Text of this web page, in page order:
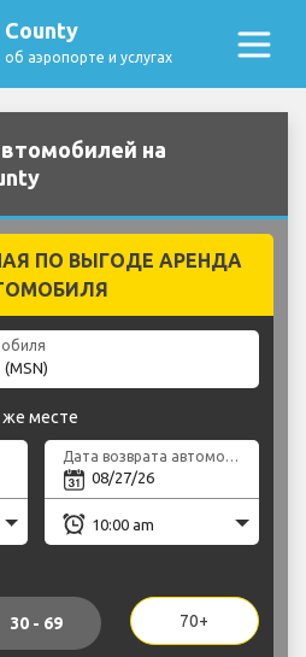
County
аэропорте и услугах
на
ПО ВЫГОДЕ АРЕНДА
же месте
Дата возврата автомобиля
30 - 69 70+